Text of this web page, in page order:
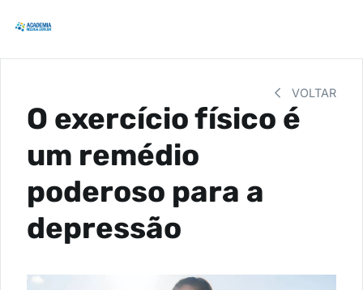
VOLTAR
O exercício físico é
um remédio
poderoso para a
depressão